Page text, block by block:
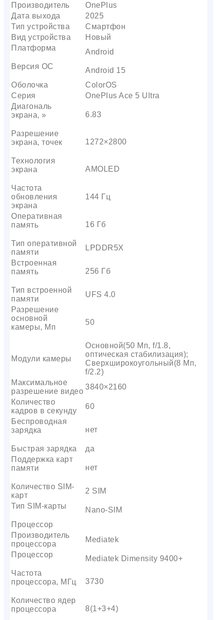
Производитель
OnePlus
Дата выхода
2025
Тип устройства
Смартфон
Вид устройства
Новый
Платформа
Android
Версия ОС
Android 15
Оболочка
ColorOS
Серия
OnePlus Ace 5 Ultra
Диагональ
экрана, »
6.83
Разрешение
экрана, точек
1272×2800
Технология
экрана
AMOLED
Частота
обновления
экрана
144 Гц
Оперативная
память
16 Гб
Тип оперативной
памяти
LPDDR5X
Встроенная
память
256 Гб
Тип встроенной
памяти
UFS 4.0
Разрешение
основной
камеры, Мп
50
Модули камеры
Основной(50 Мп, f/1.8,
оптическая стабилизация);
Сверхширокоугольный(8 Мп,
f/2.2)
Максимальное
разрешение видео
3840×2160
Количество
кадров в секунду
60
Беспроводная
зарядка
нет
Быстрая зарядка
да
Поддержка карт
памяти
нет
Количество SIM-
карт
2 SIM
Тип SIM-карты
Nano-SIM
Процессор
Производитель
процессора
Mediatek
Процессор
Mediatek Dimensity 9400+
Частота
процессора, МГц
3730
Количество ядер
процессора
8(1+3+4)